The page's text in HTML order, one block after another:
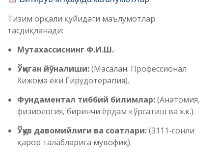
Тизим орқали қуйидаги маълумотлар
тасдиқланади:
Мутахассиснинг Ф.И.Ш.
Ўқиган йўналиши:(Масалан: Профессионал
Хижома ёки Гирудотерапия).
Фундаментал тиббий билимлар:(Анатомия,
физиология, биринчи ёрдам кўрсатиш ва х.к.).
Ўқув давомийлиги ва соатлари:(3111-сонли
қарор талабларига мувофиқ).